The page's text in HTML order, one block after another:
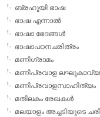
ബ്രഹൂയി ഭാഷ
ഭാഷ എന്നാല്‍
ഭാഷാ ഭേദങ്ങള്‍
ഭാഷാപഠനചരിത്രം
മണിഗ്രാമം
മണിപ്രവാള
മണിപ്രവാളസാഹിത്യം
മതിലകം രേഖകള്‍
മലയാളം അച്ചടിയുടെ